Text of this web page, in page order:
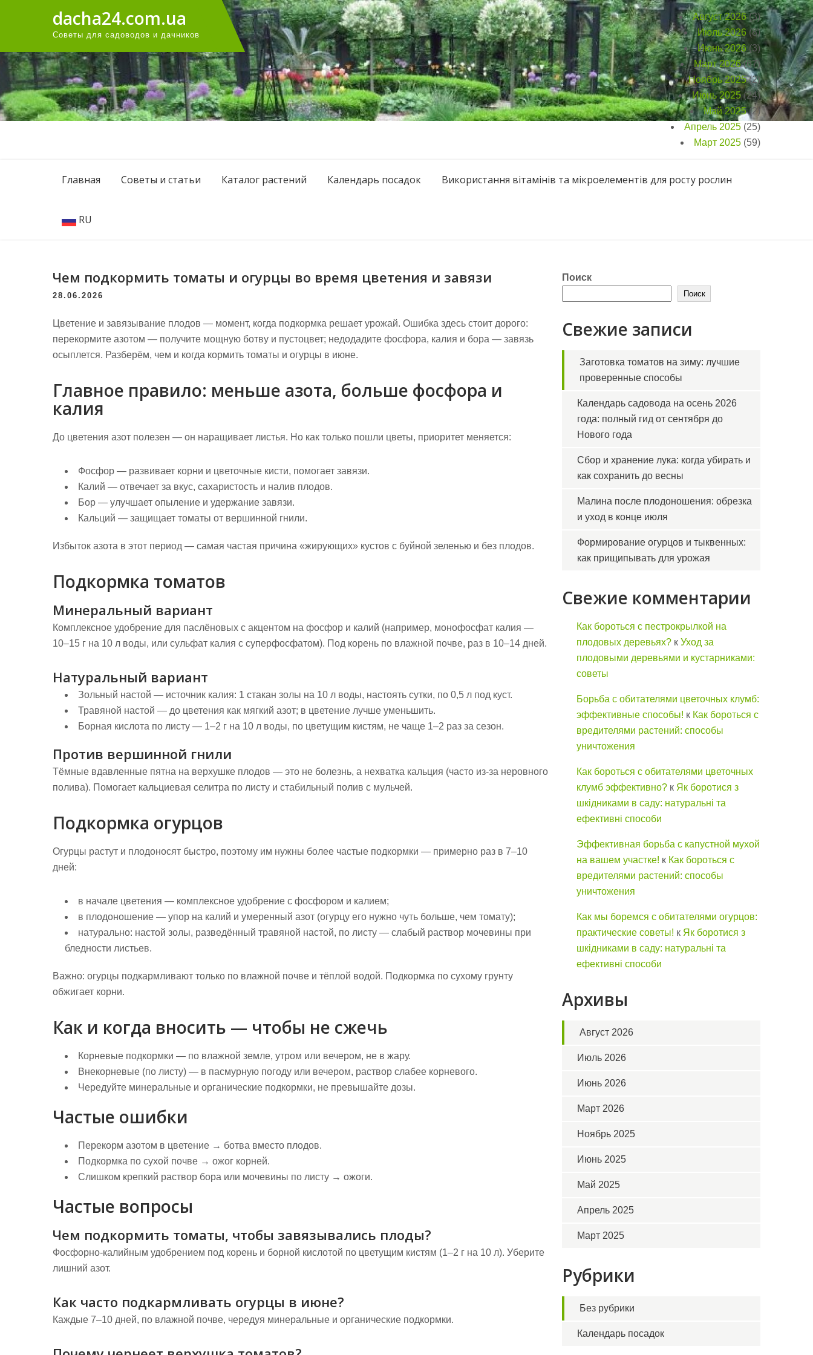
содержанию
dacha24.com.ua
Советы для садоводов и дачников
Август 2026(3)
Июль 2026 (8)
Июнь 2026(3)
Март 2026(67)
Ноябрь 2025(2)
Июнь 2025(24)
Май 2025(2)
Апрель 2025 (25)
Март 2025 (59)
Главная Советы и статьи Каталог растений Календарь посадок Використання вітамінів та мікроелементів для росту рослин
RU
Чем подкормить томаты и огурцы во время цветения и завязи
28.06.2026
Цветение и завязывание плодов — момент, когда подкормка решает урожай. Ошибка здесь стоит дорого:
перекормите азотом — получите мощную ботву и пустоцвет; недодадите фосфора, калия и бора — завязь
осыплется. Разберём, чем и когда кормить томаты и огурцы в июне.
Главное правило: меньше азота, больше фосфора и
калия
До цветения азот полезен — он наращивает листья. Но как только пошли цветы, приоритет меняется:
Фосфор — развивает корни и цветочные кисти, помогает завязи.
Калий — отвечает за вкус, сахаристость и налив плодов.
Бор — улучшает опыление и удержание завязи.
Кальций — защищает томаты от вершинной гнили.
Избыток азота в этот период — самая частая причина «жирующих» кустов с буйной зеленью и без плодов.
Подкормка томатов
Минеральный вариант
Комплексное удобрение для паслёновых с акцентом на фосфор и калий (например, монофосфат калия —
10–15 г на 10 л воды, или сульфат калия с суперфосфатом). Под корень по влажной почве, раз в 10–14 дней.
Натуральный вариант
Зольный настой — источник калия: 1 стакан золы на 10 л воды, настоять сутки, по 0,5 л под куст.
Травяной настой — до цветения как мягкий азот; в цветение лучше уменьшить.
Борная кислота по листу — 1–2 г на 10 л воды, по цветущим кистям, не чаще 1–2 раз за сезон.
Против вершинной гнили
Тёмные вдавленные пятна на верхушке плодов — это не болезнь, а нехватка кальция (часто из-за неровного
полива). Помогает кальциевая селитра по листу и стабильный полив с мульчей.
Подкормка огурцов
Огурцы растут и плодоносят быстро, поэтому им нужны более частые подкормки — примерно раз в 7–10
дней:
в начале цветения — комплексное удобрение с фосфором и калием;
в плодоношение — упор на калий и умеренный азот (огурцу его нужно чуть больше, чем томату);
натурально: настой золы, разведённый травяной настой, по листу — слабый раствор мочевины при
бледности листьев.
Важно: огурцы подкармливают только по влажной почве и тёплой водой. Подкормка по сухому грунту
обжигает корни.
Как и когда вносить — чтобы не сжечь
Корневые подкормки — по влажной земле, утром или вечером, не в жару.
Внекорневые (по листу) — в пасмурную погоду или вечером, раствор слабее корневого.
Чередуйте минеральные и органические подкормки, не превышайте дозы.
Частые ошибки
Перекорм азотом в цветение → ботва вместо плодов.
Подкормка по сухой почве → ожог корней.
Слишком крепкий раствор бора или мочевины по листу → ожоги.
Частые вопросы
Чем подкормить томаты, чтобы завязывались плоды?
Фосфорно-калийным удобрением под корень и борной кислотой по цветущим кистям (1–2 г на 10 л). Уберите
лишний азот.
Как часто подкармливать огурцы в июне?
Каждые 7–10 дней, по влажной почве, чередуя минеральные и органические подкормки.
Поиск
Поиск
Свежие записи
Заготовка томатов на зиму: лучшие
проверенные способы
Календарь садовода на осень 2026
года: полный гид от сентября до
Нового года
Сбор и хранение лука: когда убирать и
как сохранить до весны
Малина после плодоношения: обрезка
и уход в конце июля
Формирование огурцов и тыквенных:
как прищипывать для урожая
Свежие комментарии
Как бороться с пестрокрылкой на
плодовых деревьях? кУход за
плодовыми деревьями и кустарниками:
советы
Борьба с обитателями цветочных клумб:
эффективные способы! к Как бороться с
вредителями растений: способы
уничтожения
Как бороться с обитателями цветочных
клумб эффективно? к Як боротися з
шкідниками в саду: натуральні та
ефективні способи
Эффективная борьба с капустной мухой
на вашем участке! к Как бороться с
вредителями растений: способы
уничтожения
Как мы боремся с обитателями огурцов:
практические советы! к Як боротися з
шкідниками в саду: натуральні та
ефективні способи
Архивы
Август 2026
Июль 2026
Июнь 2026
Март 2026
Ноябрь 2025
Июнь 2025
Май 2025
Апрель 2025
Март 2025
Рубрики
Без рубрики
Календарь посадок